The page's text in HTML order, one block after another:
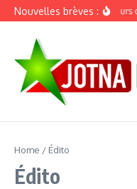
Aller au contenu
Nouvelles brèves :Discours
Home / Édito
Édito